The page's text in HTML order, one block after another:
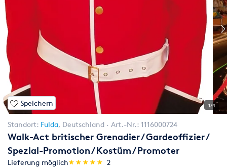
Speichern 1/4
Standort: Fulda, Deutschland Art.-Nr.: 1116000724
Walk-Act britischer Grenadier / Gardeoffizier /
Spezial-Promotion / Kostüm / Promoter
Lieferung möglich(*)
★
★
(*)★
★
(*) ★
★
(*) ★
★
(*) ★
★ 2